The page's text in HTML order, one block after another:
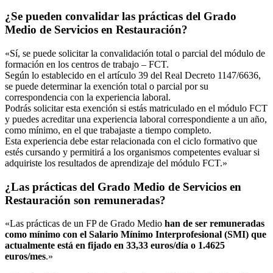
¿Se pueden convalidar las prácticas del Grado
Medio de Servicios en Restauración?
«Sí, se puede solicitar la convalidación total o parcial del módulo de
formación en los centros de trabajo – FCT.
Según lo establecido en el artículo 39 del Real Decreto 1147/6636,
se puede determinar la exención total o parcial por su
correspondencia con la experiencia laboral.
Podrás solicitar esta exención si estás matriculado en el módulo FCT
y puedes acreditar una experiencia laboral correspondiente a un año,
como mínimo, en el que trabajaste a tiempo completo.
Esta experiencia debe estar relacionada con el ciclo formativo que
estés cursando y permitirá a los organismos competentes evaluar si
adquiriste los resultados de aprendizaje del módulo FCT.»
¿Las prácticas del Grado Medio de Servicios en
Restauración son remuneradas?
«Las prácticas de un FP de Grado Medio han de ser remuneradas
como mínimo con el Salario Mínimo Interprofesional (SMI) que
actualmente está en fijado en 33,33 euros/día o 1.4625
euros/mes.»